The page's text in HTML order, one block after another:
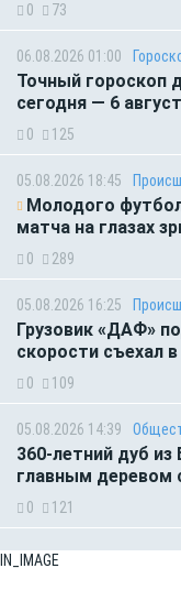
0 73
06.08.2026 01:00
Точный гороскоп
сегодня — 6
0 125
05.08.2026 18:45
Молодого
матча на глазах
0 289
05.08.2026 16:25
Грузовик «ДАФ»
скорости съехал
0 109
05.08.2026 14:39
360-летний дуб из
главным деревом
0 121
IN_IMAGE